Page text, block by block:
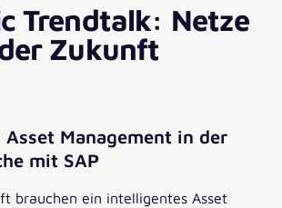
Trendtalk: Netze
Zukunft
Asset Management in der
mit SAP
brauchen ein intelligentes Asset